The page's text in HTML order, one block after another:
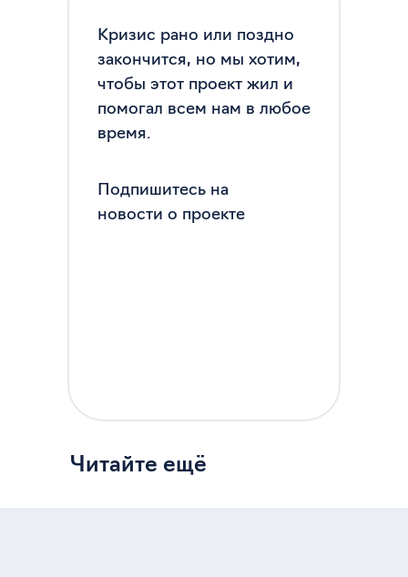
Подпишитесь на
новости о проекте
Кризис рано или поздно
закончится, но мы хотим,
чтобы этот проект жил и
помогал всем нам в любое
время.
Читайте ещё